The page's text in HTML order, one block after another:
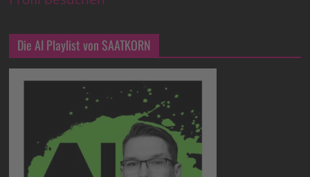
Die AI Playlist von SAATKORN